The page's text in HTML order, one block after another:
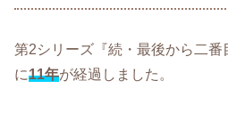
第2シリーズ『続・最後から二
に11年が経過しました。